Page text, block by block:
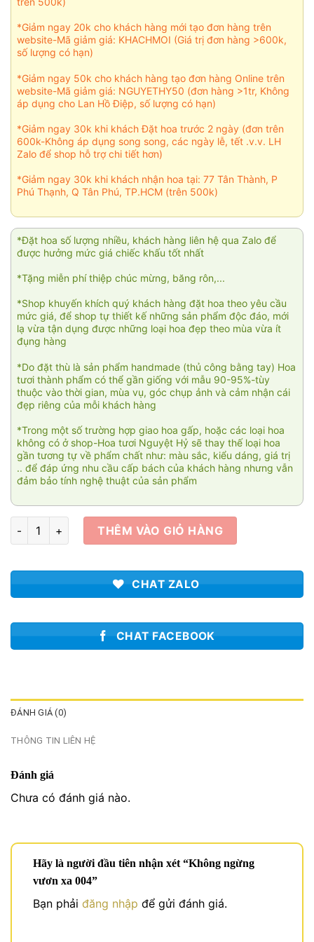
*Giảm ngay 20k cho khách hàng mới tạo đơn hàng trên
website-Mã giảm giá: KHACHMOI (Giá trị đơn hàng >600k,
số lượng có hạn)
*Giảm ngay 50k cho khách hàng tạo đơn hàng Online trên
website-Mã giảm giá: NGUYETHY50 (đơn hàng >1tr, Không
áp dụng cho Lan Hồ Điệp, số lượng có hạn)
*Giảm ngay 30k khi khách Đặt hoa trước 2 ngày (đơn trên
600k-Không áp dụng song song, các ngày lễ, tết .v.v. LH
Zalo để shop hỗ trợ chi tiết hơn)
*Giảm ngay 30k khi khách nhận hoa tại: 77 Tân Thành, P
Phú Thạnh, Q Tân Phú, TP.HCM (trên 500k)
*Đặt hoa số lượng nhiều, khách hàng liên hệ qua Zalo để
được hưởng mức giá chiếc khấu tốt nhất
*Tặng miễn phí thiệp chúc mừng, băng rôn,...
*Shop khuyến khích quý khách hàng đặt hoa theo yêu cầu
mức giá, để shop tự thiết kế những sản phẩm độc đáo, mới
lạ vừa tận dụng được những loại hoa đẹp theo mùa vừa ít
đụng hàng
*Do đặt thù là sản phẩm handmade (thủ công bằng tay) Hoa
tươi thành phẩm có thể gần giống với mẫu 90-95%-tùy
thuộc vào thời gian, mùa vụ, góc chụp ảnh và cảm nhận cái
đẹp riêng của mỗi khách hàng
*Trong một số trường hợp giao hoa gấp, hoặc các loại hoa
không có ở shop-Hoa tươi Nguyệt Hỷ sẽ thay thế loại hoa
gần tương tự về phẩm chất như: màu sắc, kiểu dáng, giá trị
.. để đáp ứng nhu cầu cấp bách của khách hàng nhưng vẫn
đảm bảo tính nghệ thuật của sản phẩm
Không ngừng vươn xa 004 số lượng
THÊM VÀO GIỎ HÀNG
CHAT ZALO
CHAT FACEBOOK
ĐÁNH GIÁ (0)
THÔNG TIN LIÊN HỆ
Đánh giá
Chưa có đánh giá nào.
Hãy là người đầu tiên nhận xét “Không ngừng
vươn xa 004”
Bạn phải đăng nhập để gửi đánh giá.